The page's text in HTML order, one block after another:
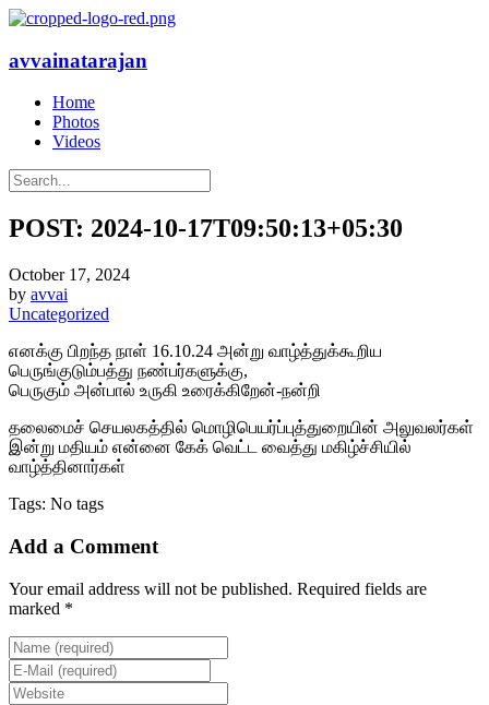
avvainatarajan
Home
Photos
Videos
POST: 2024-10-17T09:50:13+05:30
October 17, 2024
by avvai
Uncategorized
எனக்கு பிறந்த நாள் 16.10.24 அன்று வாழ்த்துக்கூறிய
பெருங்குடும்பத்து நண்பர்களுக்கு,
பெருகும் அன்பால் உருகி உரைக்கிறேன்-நன்றி
தலைமைச் செயலகத்தில் மொழிபெயர்ப்புத்துறையின் அலுவலர்கள்
இன்று மதியம் என்னை கேக் வெட்ட வைத்து மகிழ்ச்சியில்
வாழ்த்தினார்கள்
Tags: No tags
Add a Comment
Your email address will not be published. Required fields are
marked *